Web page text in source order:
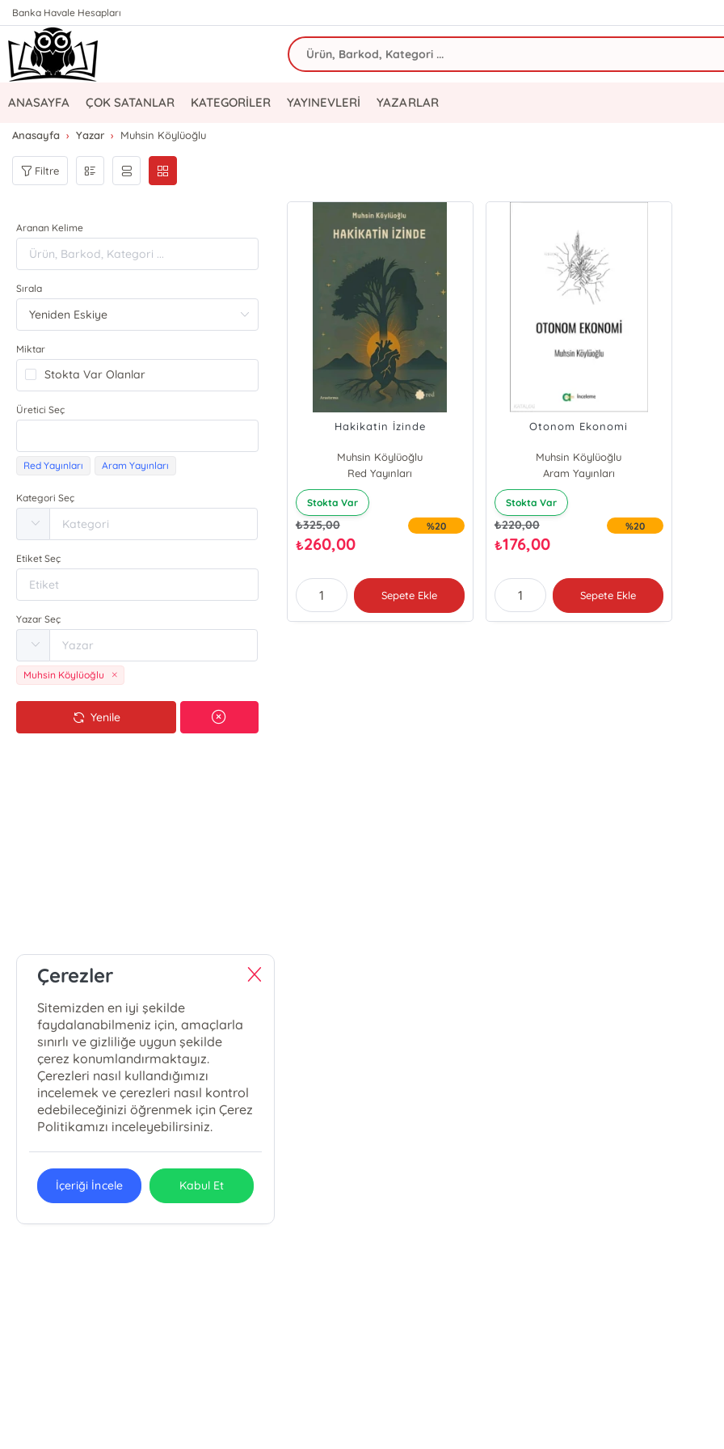
Banka Havale Hesapları
ANASAYFA ÇOK SATANLAR KATEGORİLER YAYINEVLERİ YAZARLAR
Anasayfa Yazar Muhsin Köylüoğlu
Filtre
Aranan Kelime
Sırala
Miktar
Stokta Var Olanlar
Üretici Seç
Red Yayınları Aram Yayınları
Kategori Seç
Etiket Seç
Yazar Seç
Muhsin Köylüoğlu
Yenile
Hakikatin İzinde
Muhsin Köylüoğlu
Red Yayınları
Stokta Var
₺325,00
₺260,00
%20
Sepete Ekle
Otonom Ekonomi
Muhsin Köylüoğlu
Aram Yayınları
Stokta Var
₺220,00
₺176,00
%20
Sepete Ekle
Çerezler
Sitemizden en iyi şekilde
faydalanabilmeniz için, amaçlarla
sınırlı ve gizliliğe uygun şekilde
çerez konumlandırmaktayız.
Çerezleri nasıl kullandığımızı
incelemek ve çerezleri nasıl kontrol
edebileceğinizi öğrenmek için Çerez
Politikamızı inceleyebilirsiniz.
İçeriği İncele Kabul Et